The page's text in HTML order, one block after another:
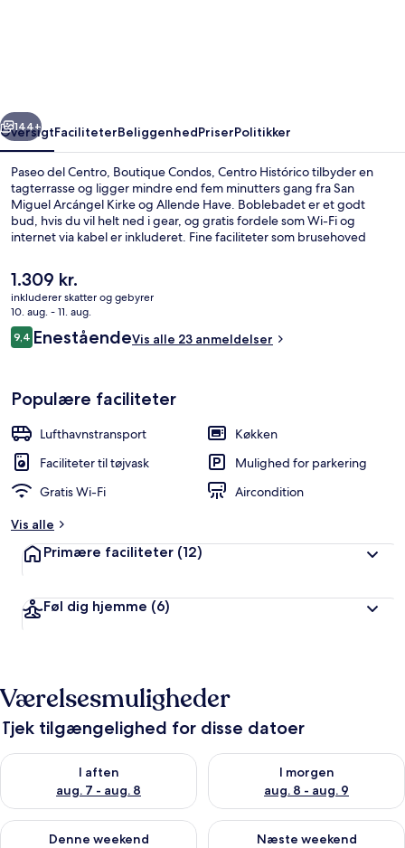
Histórico
Næste
144+
OversigtFaciliteterBeliggenhedPriserPolitikker
Paseo del Centro, Boutique Condos, Centro Histórico tilbyder en
tagterrasse og ligger mindre end fem minutters gang fra San
Miguel Arcángel Kirke og Allende Have. Boblebadet er et godt
bud, hvis du vil helt ned i gear, og gratis fordele som Wi-Fi og
internet via kabel er inkluderet. Fine faciliteter som brusehoved
af viskoelastisk skum og egyptiske bomuldslagner tilbydes i alle
lejlighederne.
Den
nuværende
pris
er
1.309 kr.
1.309 kr.
inkluderer skatter og gebyrer
10. aug. - 11. aug.
Anmeldelser
9,49,4 ud af 10.
EneståendeVis alle 23 anmeldelser
Populære faciliteter
Lufthavnstransport
Køkken
Faciliteter til tøjvask
Mulighed for parkering
Gratis Wi-Fi
Aircondition
Vis alle
Primære faciliteter (12)
Føl dig hjemme (6)
Værelsesmuligheder
Tjek tilgængelighed for disse datoer
I aften
aug. 7 - aug. 8
Tjek tilgængelighed for i aften aug. 7 - aug. 8
I morgen
aug. 8 - aug. 9
Tjek tilgængelighed for i
Denne weekend
Tjek tilgængelighed for denne weekend aug. 7 - aug. 9
Næste weekend
Tjek tilgængelighed for næste